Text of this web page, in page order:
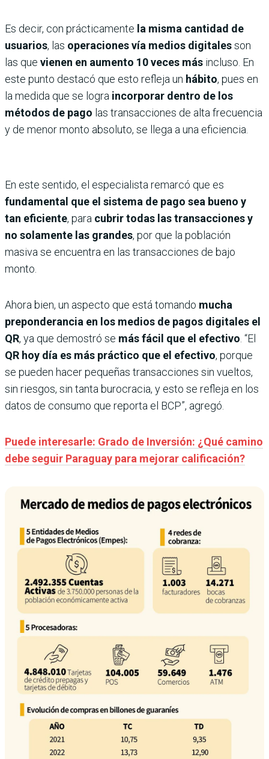
Es decir, con prácticamente la misma cantidad de
usuarios, las operaciones vía medios digitalesson
las que vienen en aumento 10 veces más incluso. En
este punto destacó que esto refleja un hábito, pues en
la medida que se logra incorporar dentro de los
métodos de pago las transacciones de alta frecuencia
y de menor monto absoluto, se llega a una eficiencia.
En este sentido, el especialista remarcó que es
fundamental que el sistema de pago sea bueno y
tan eficiente, para cubrir todas las transacciones y
no solamente las grandes, por que la población
masiva se encuentra en las transacciones de bajo
monto.
Ahora bien, un aspecto que está tomando mucha
preponderancia en los medios de pagos digitales el
QR, ya que demostró se más fácil que el efectivo . “El
QR hoy día es más práctico que el efectivo, porque
se pueden hacer pequeñas transacciones sin vueltos,
sin riesgos, sin tanta burocracia, y esto se refleja en los
datos de consumo que reporta el BCP”, agregó.
Puede interesarle: Grado de Inversión: ¿Qué camino
debe seguir Paraguay para mejorar calificación?